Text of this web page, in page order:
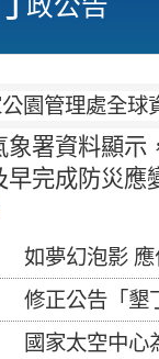
象署資料顯示
早完成防災應
如夢幻泡影
修正公告「墾丁國家公
國家太空中心為辦理